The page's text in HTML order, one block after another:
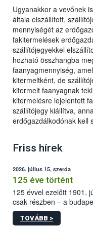
Ugyanakkor a vevőnek
általa elszállított,
mennyiségét az
fakitermelések
szállítójegyekkel
hozható összhangba
faanyagmennyiség,
kitermeltként, de
kitermelt faanyagnak
kitermelésre lejelentett
szállítójegy kiállítva,
erdőgazdálkodónak kell
Friss hírek
2026. július 15, szerda
125 éve történt
125 évvel ezelőtt 1901.
csak részben – a
állomás a Kis Rókus
tervezett új épületébe.
TOVÁBB >